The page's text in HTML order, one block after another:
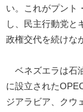
い。これがプント
し、民主行動党と
政権交代を続けな
ベネズエラは石
に設立された
ジアラビア、クウ